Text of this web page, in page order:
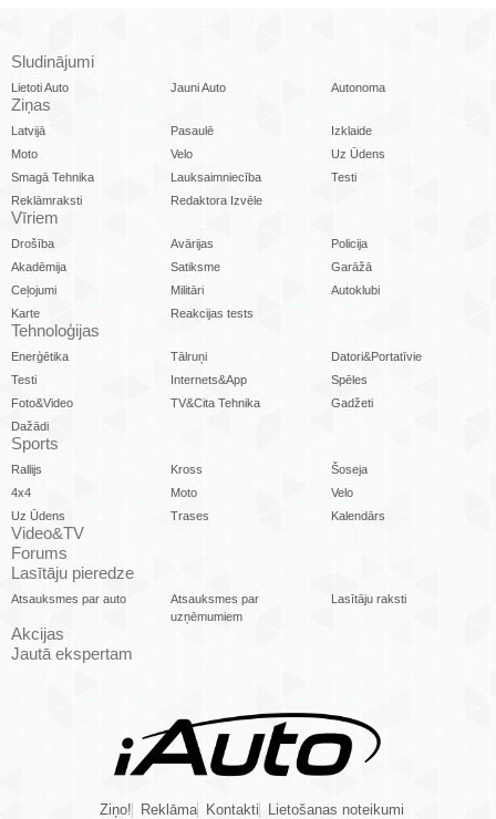
Sludinājumi
Lietoti Auto Jauni Auto Autonoma
Ziņas
Latvijā Pasaulē
Izklaide
Moto
Velo
Uz Ūdens
Smagā Tehnika
Lauksaimniecība
Testi
Reklāmraksti
Redaktora Izvēle
Vīriem
Drošība Avārijas
Policija
Akadēmija
Satiksme
Garāžā
Ceļojumi
Militāri
Autoklubi
Karte
Reakcijas tests
Tehnoloģijas
Enerģētika Tālruņi
Datori&Portatīvie
Testi
Internets&App
Spēles
Foto&Video
TV&Cita Tehnika
Gadžeti
Dažādi
Sports
Rallijs Kross
Šoseja
4x4
Moto
Velo
Uz Ūdens
Trases Kalendārs
Video&TV
Forums
Lasītāju pieredze
Atsauksmes par auto
Atsauksmes par
uzņēmumiem
Lasītāju raksti
Akcijas
Jautā ekspertam
Ziņo! Reklāma Kontakti Lietošanas noteikumi